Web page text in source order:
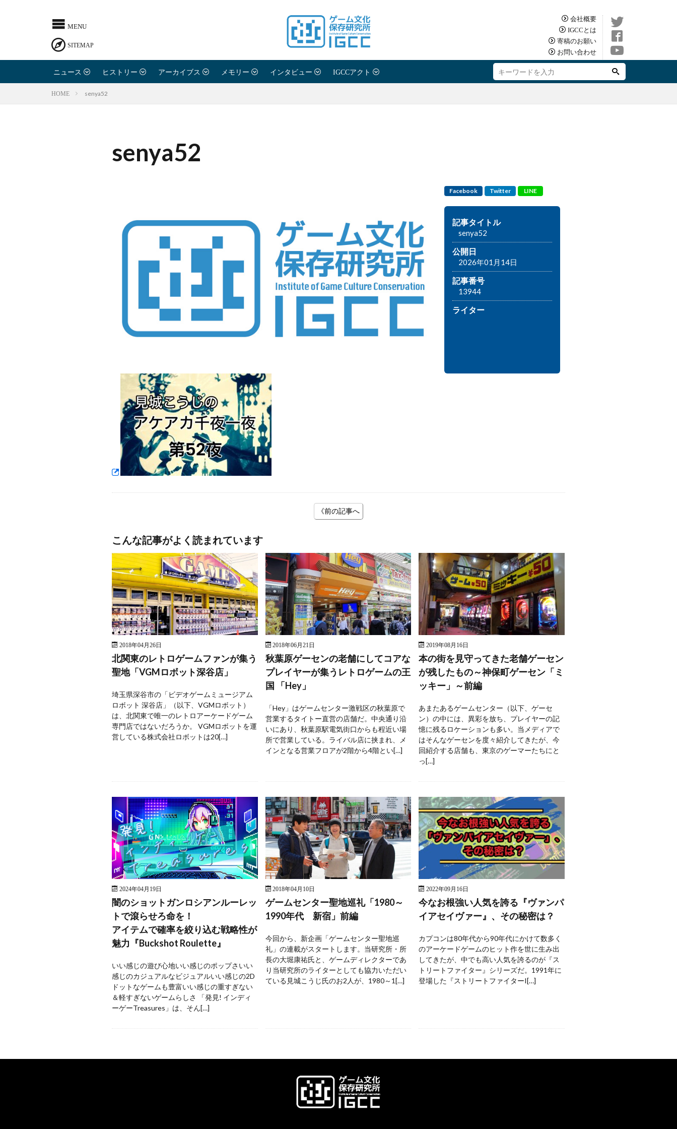
会社概要
IGCCとは
寄稿のお願い
お問い合わせ
ニュース ヒストリー アーカイブス メモリー インタビュー IGCCアクト
HOME senya52
senya52
Facebook Twitter LINE
記事タイトル
senya52
公開日
2026年01月14日
記事番号
13944
ライター
《前の記事へ
こんな記事がよく読まれています
2018年04月26日
北関東のレトロゲームファンが集う
聖地「VGMロボット深谷店」
埼玉県深谷市の「ビデオゲームミュージアム
ロボット 深谷店」（以下、VGMロボット）
は、北関東で唯一のレトロアーケードゲーム
専門店ではないだろうか。 VGMロボットを運
営している株式会社ロボットは20[…]
2018年06月21日
秋葉原ゲーセンの老舗にしてコアな
プレイヤーが集うレトロゲームの王
国 「Hey」
「Hey」はゲームセンター激戦区の秋葉原で
営業するタイトー直営の店舗だ。中央通り沿
いにあり、秋葉原駅電気街口からも程近い場
所で営業している。ライバル店に挟まれ、メ
インとなる営業フロアが2階から4階とい[…]
2019年08月16日
本の街を見守ってきた老舗ゲーセン
が残したもの～神保町ゲーセン「ミ
ッキー」～前編
あまたあるゲームセンター（以下、ゲーセ
ン）の中には、異彩を放ち、プレイヤーの記
憶に残るロケーションも多い。当メディアで
はそんなゲーセンを度々紹介してきたが、今
回紹介する店舗も、東京のゲーマーたちにと
っ[…]
2024年04月19日
闇のショットガンロシアンルーレッ
トで滾らせろ命を！
アイテムで確率を絞り込む戦略性が
魅力『Buckshot Roulette』
いい感じの遊び心地いい感じのポップさいい
感じのカジュアルなビジュアルいい感じの2D
ドットなゲームも豊富いい感じの重すぎない
＆軽すぎないゲームらしさ 「発見! インディ
ーゲーTreasures」は、そん[…]
2018年04月10日
ゲームセンター聖地巡礼「1980～
1990年代 新宿」前編
今回から、新企画「ゲームセンター聖地巡
礼」の連載がスタートします。当研究所・所
長の大堀康祐氏と、ゲームディレクターであ
り当研究所のライターとしても協力いただい
ている見城こうじ氏のお2人が、1980～1[…]
2022年09月16日
今なお根強い人気を誇る『ヴァンパ
イアセイヴァー』、その秘密は？
カプコンは80年代から90年代にかけて数多く
のアーケードゲームのヒット作を世に生み出
してきたが、中でも高い人気を誇るのが『ス
トリートファイター』シリーズだ。1991年に
登場した『ストリートファイターI[…]